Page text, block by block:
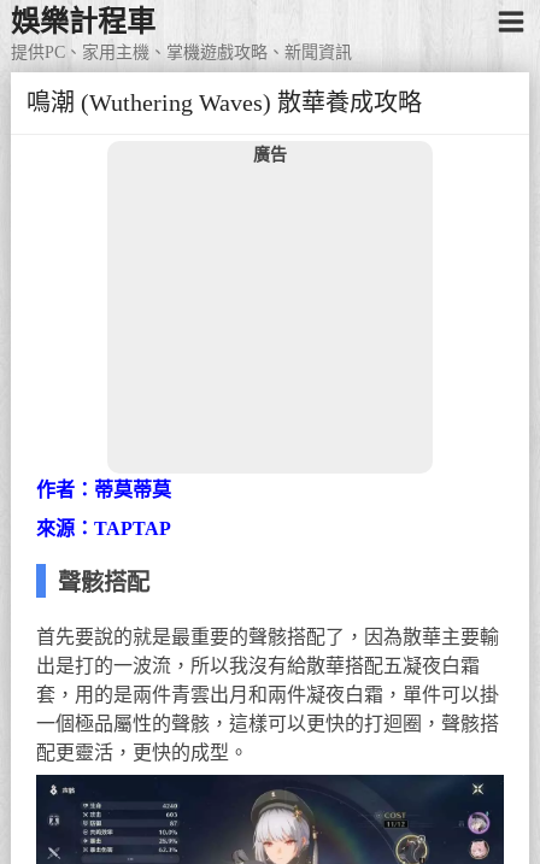
娛樂計程車
提供PC、家用主機、掌機遊戲攻略、新聞資訊
鳴潮 (Wuthering Waves) 散華養成攻略
廣告
作者：蒂莫蒂莫
來源：TAPTAP
聲骸搭配
首先要說的就是最重要的聲骸搭配了，因為散華主要輸
出是打的一波流，所以我沒有給散華搭配五凝夜白霜
套，用的是兩件青雲出月和兩件凝夜白霜，單件可以掛
一個極品屬性的聲骸，這樣可以更快的打迴圈，聲骸搭
配更靈活，更快的成型。